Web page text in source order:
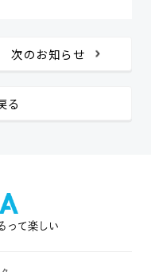
次のお知らせ
る
って楽しい